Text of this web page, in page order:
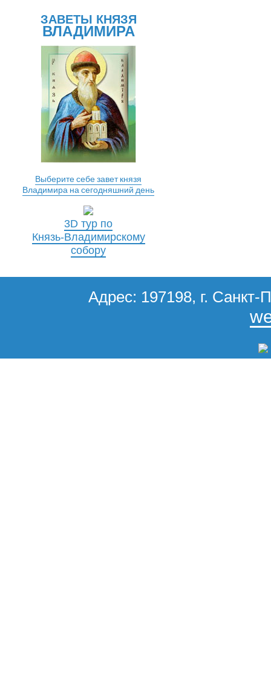
ЗАВЕТЫ КНЯЗЯ
ВЛАДИМИРА
Выберите себе завет князя
Владимира на сегодняшний день
3D тур по
Князь-Владимирскому
собору
Адрес: 197198, г. Санкт-